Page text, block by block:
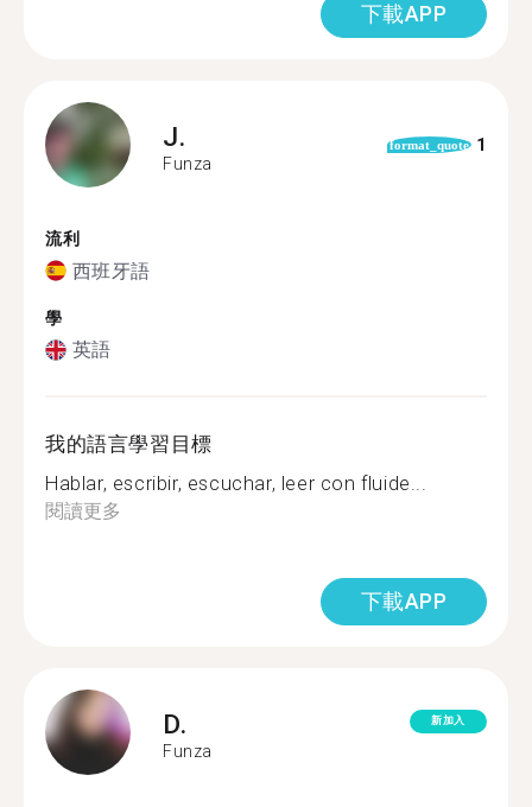
下載APP
J.
Funza
format_quote 1
流利
西班牙語
學
英語
我的語言學習目標
Hablar, escribir, escuchar, leer con fluide...
閱讀更多
下載APP
D.
Funza
新加入